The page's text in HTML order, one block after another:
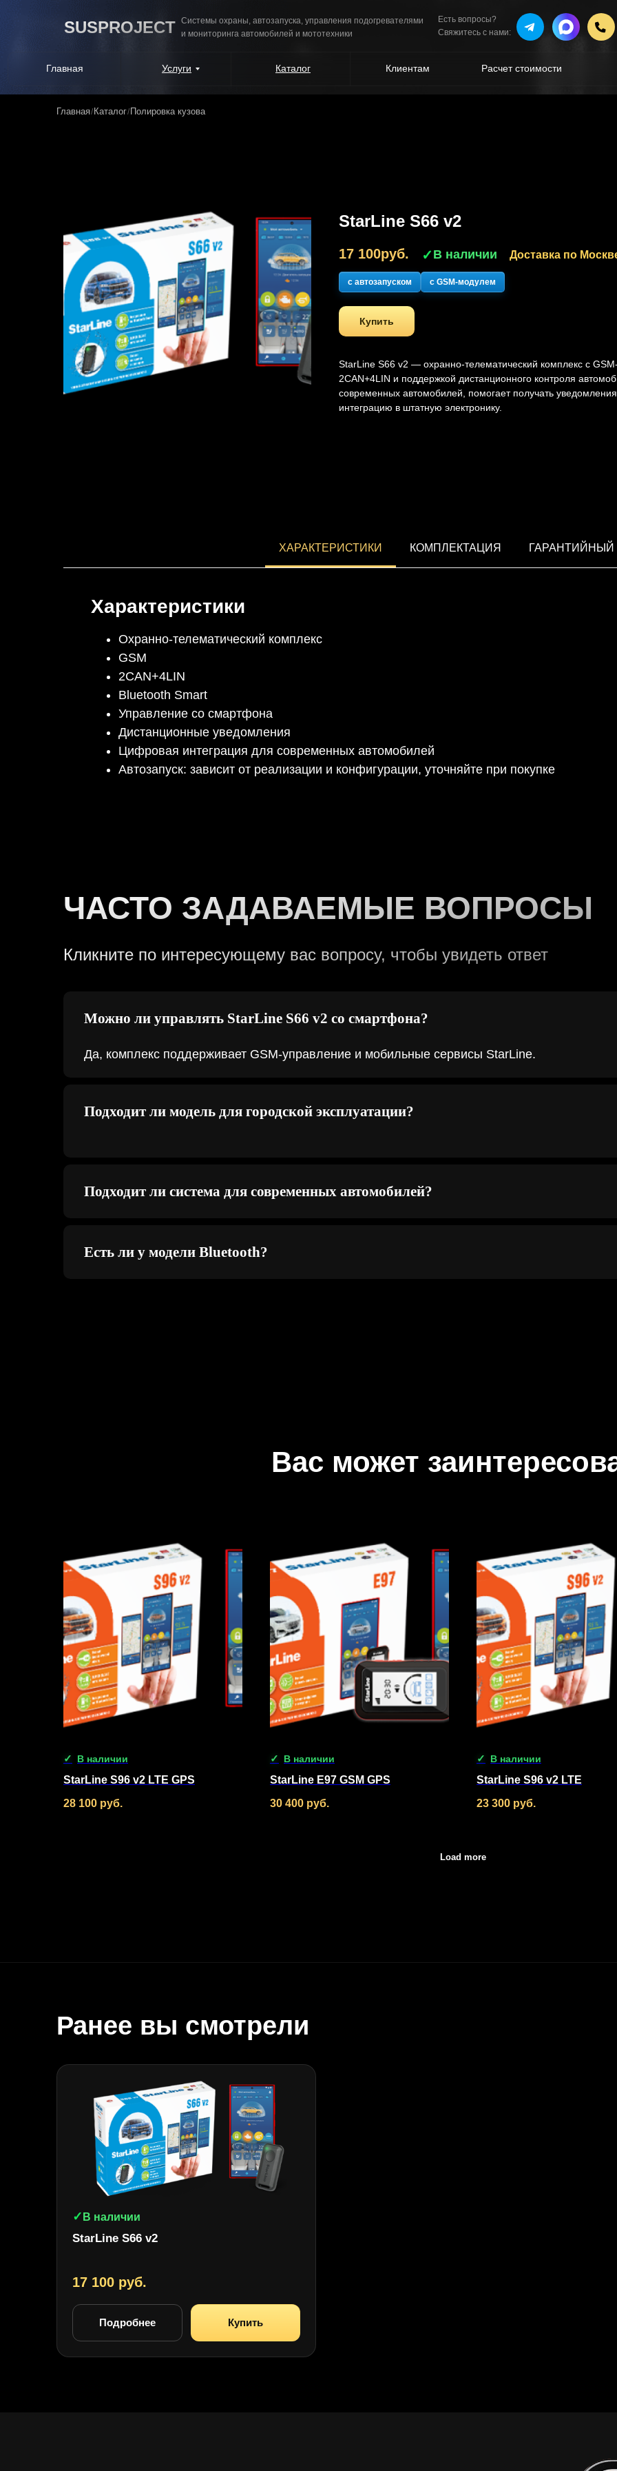
Системы охраны, автозапуска, управления подогревателями
и мониторинга автомобилей и мототехники
SUSPROJECT
Главная Услуги Каталог Клиентам Расчет стоимости
Есть вопросы?
Свяжитесь с нами:
Главная/ Каталог/ Полировка кузова
StarLine S66 v2
17 100 ✓ В наличии Доставка по
руб.
с автозапуском с GSM-модулем
Купить
StarLine S66 v2 — охранно-телематический комплекс с
2CAN+4LIN и поддержкой дистанционного контроля
современных автомобилей, помогает получать
интеграцию в штатную электронику.
ХАРАКТЕРИСТИКИ КОМПЛЕКТАЦИЯ ГАРАНТИЙНЫЙ
Характеристики
Охранно-телематический комплекс
GSM
2CAN+4LIN
Bluetooth Smart
Управление со смартфона
Дистанционные уведомления
Цифровая интеграция для современных автомобилей
Автозапуск: зависит от реализации и конфигурации, уточняйте при покупке
Кликните по интересующему вас вопросу, чтобы увидеть ответ
ЧАСТО ЗАДАВАЕМЫЕ ВОПРОСЫ
Можно ли управлять StarLine S66 v2 со смартфона?
Да, комплекс поддерживает GSM-управление и мобильные сервисы StarLine.
Подходит ли модель для городской эксплуатации?
Подходит ли система для современных автомобилей?
Есть ли у модели Bluetooth?
Вас может
В наличии
StarLine S96 v2 LTE GPS
28 100 руб.
В наличии
StarLine E97 GSM GPS
30 400 руб.
В наличии
StarLine S96 v2 LTE
23 300 руб.
Load more
Ранее вы смотрели
✓ В наличии
StarLine S66 v2
17 100 руб.
Подробнее Купить